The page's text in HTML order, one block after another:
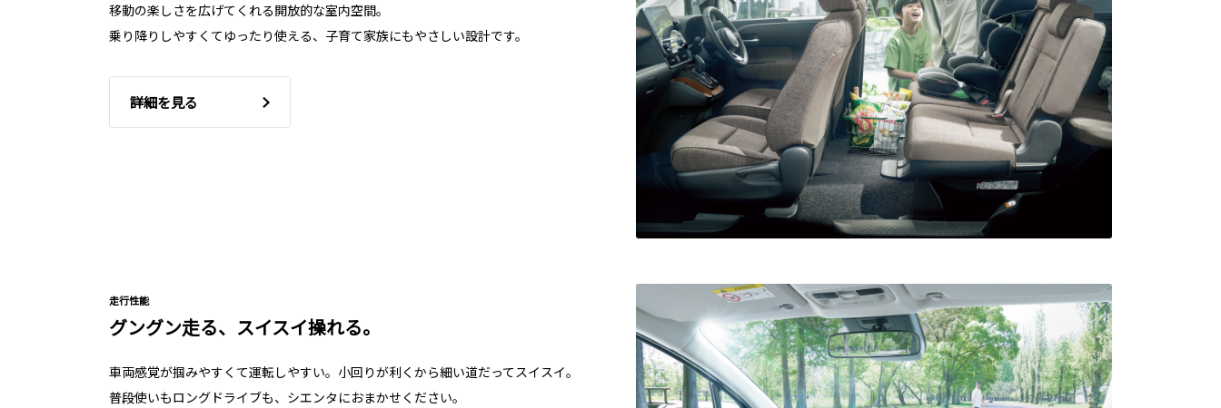
移動の楽しさを広げてくれる開放的な室内空間。
乗り降りしやすくてゆったり使える、子育て家族にもやさしい設計です。
詳細を見る
走行性能
グングン走る、スイスイ操れる。
車両感覚が掴みやすくて運転しやすい。小回りが利くから細い道だってスイスイ。
普段使いもロングドライブも、シエンタにおまかせください。